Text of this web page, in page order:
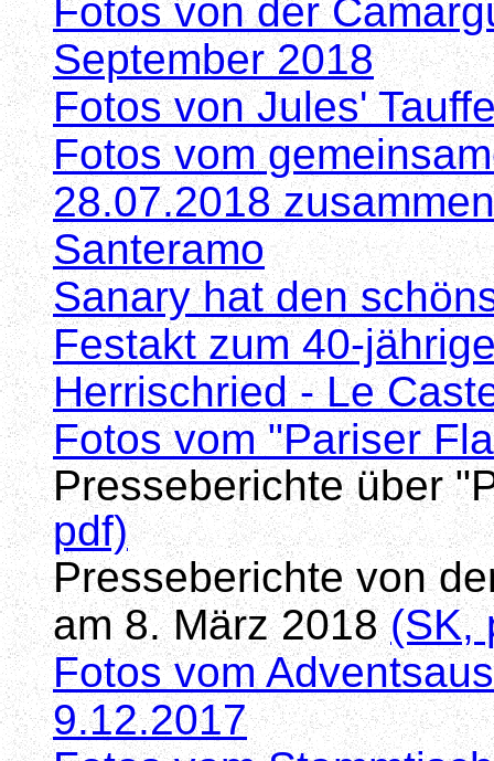
Fotos von der
September 2018
Fotos von Jules'
Fotos vom
28.07.2018
Santeramo
Sanary hat den
Festakt zum 40-
Herrischried - Le
Fotos vom "Pariser
Presseberichte über
pdf)
Presseberichte von
am 8. März 2018(SK,
Fotos vom
9.12.2017